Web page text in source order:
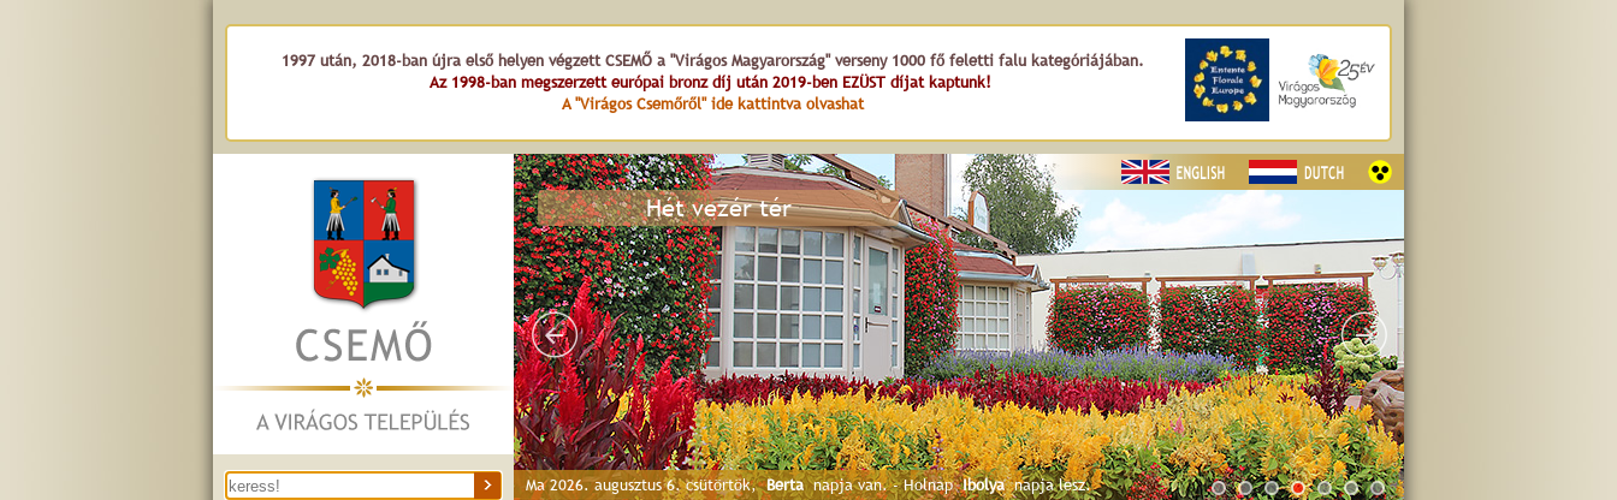
1997 után, 2018-ban újra első helyen végzett CSEMŐ a "Virágos Magyarország" verseny 1000 fő feletti falu kategóriájában.
Az 1998-ban megszerzett európai bronz díj után 2019-ben EZÜST díjat kaptunk!
A "Virágos Csemőről" ide kattintva olvashat
Ma 2026. augusztus 6. csütörtök, Berta napja van. - Holnap Ibolya napja lesz.
Hét vezér tér